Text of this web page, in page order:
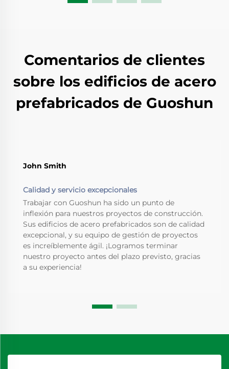
Comentarios de clientes
sobre los edificios de acero
prefabricados de Guoshun
John Smith
Calidad y servicio excepcionales
Trabajar con Guoshun ha sido un punto de
inflexión para nuestros proyectos de construcción.
Sus edificios de acero prefabricados son de calidad
excepcional, y su equipo de gestión de proyectos
es increíblemente ágil. ¡Logramos terminar
nuestro proyecto antes del plazo previsto, gracias
a su experiencia!